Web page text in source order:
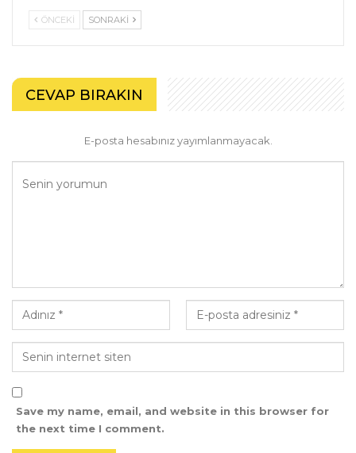
ÖNCEKI SONRAKI
CEVAP BIRAKIN
E-posta hesabınız yayımlanmayacak.
Save my name, email, and website in this browser for
the next time I comment.